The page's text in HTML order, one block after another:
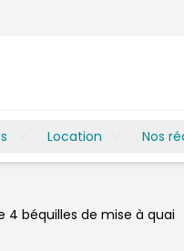
Location Nos
4 béquilles de mise à quai